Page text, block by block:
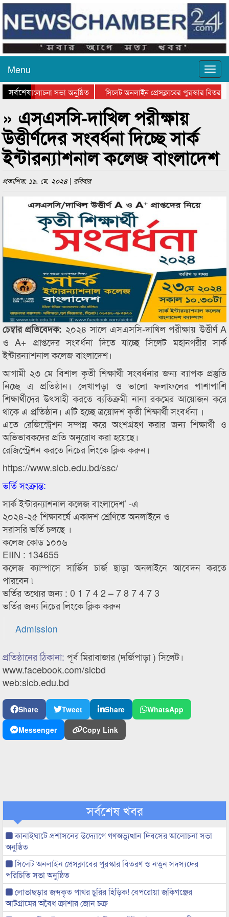
Menu
সর্বশেষআলোচনা সভা অনুষ্ঠিত
সিলেট অনলাইন প্রেসক্লাবের পুরস্কার বিতরণ
সভা ও সম্মাননা প্রদান
কানাইঘাটের কিশোর আহাদের খুনি সায়েমের
» এসএসসি-দাখিল পরীক্ষায়
উত্তীর্ণদের সংবর্ধনা দিচ্ছে সার্ক
ইন্টারন্যাশনাল কলেজ বাংলাদেশ
প্রকাশিত: ১৯. মে. ২০২৪ | রবিবার
চেম্বার প্রতিবেদক: ২০২৪ সালে এসএসসি-দাখিল পরীক্ষায় উত্তীর্ণ A
ও A+ প্রাপ্তদের সংবর্ধনা দিতে যাচ্ছে সিলেট মহানগরীর সার্ক
ইন্টারন্যাশনাল কলেজ বাংলাদেশ।
আগামী ২৩ মে বিশাল কৃতী শিক্ষার্থী সংবর্ধনার জন্য ব্যাপক প্রস্তুতি
নিচ্ছে এ প্রতিষ্ঠান। লেখাপড়া ও ভালো ফলাফলের পাশাপাশি
শিক্ষার্থীদের উৎসাহী করতে ব্যতিক্রমী নানা রকমের আয়োজন করে
থাকে এ প্রতিষ্ঠান। এটি হচ্ছে ত্রয়োদশ কৃতী শিক্ষার্থী সংবর্ধনা ।
এতে রেজিস্ট্রেশন সম্পন্ন করে অংশগ্রহণ করার জন্য শিক্ষার্থী ও
অভিভাবকদের প্রতি অনুরোধ করা হয়েছে।
রেজিস্ট্রেশন করতে নিচের লিংকে ক্লিক করুন।
https://www.sicb.edu.bd/ssc/
ভর্তি সংক্রান্ত:
সার্ক ইন্টারন্যাশনাল কলেজ বাংলাদেশ’ -এ
২০২৪-২৫ শিক্ষাবর্ষে একাদশ শ্রেণিতে অনলাইনে ও
সরাসরি ভর্তি চলছে ।
কলেজ কোড ১০০৬
EIIN : 134655
কলেজ ক্যাম্পাসে সার্ভিস চার্জ ছাড়া অনলাইনে আবেদন করতে
পারবেন ৷
ভর্তির তথ্যের জন্য : 0 1 7 4 2 – 7 8 7 4 7 3
ভর্তির জন্য নিচের লিংকে ক্লিক করুন
Admission
প্রতিষ্ঠানের ঠিকানা: পূর্ব মিরাবাজার (দর্জিপাড়া ) সিলেট।
www.facebook.com/sicbd
web:sicb.edu.bd
Share Tweet Share
WhatsApp
Messenger
Copy Link
সর্বশেষ খবর
কানাইঘাটে প্রশাসনের উদ্যোগে গণঅভ্যুত্থান দিবসের আলোচনা সভা
অনুষ্ঠিত
সিলেট অনলাইন প্রেসক্লাবের পুরস্কার বিতরণ ও নতুন সদস্যদের
পরিচিতি সভা অনুষ্ঠিত
লোভাছড়ার জব্দকৃত পাথর চুরির হিড়িক! বেপরোয়া জকিগঞ্জের
আটগ্রামের অবৈধ ক্রাশার জোন চক্র